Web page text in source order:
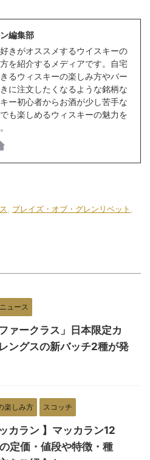
編集部
きがオススメするウイスキーの
を紹介するメディアです。自宅
るウィスキーの楽しみ方やバー
に注文したくなるような銘柄な
ー初心者からお酒が少し苦手な
も楽しめるウィスキーの魅力を
ブレイズ・オブ・グレンリベット
ニュース
ァークラス」日本限定カ
ングスの新バッチ2種が発
楽しみ方 スコッチ
カラン 】マッカラン12
定価・値段や特徴・種